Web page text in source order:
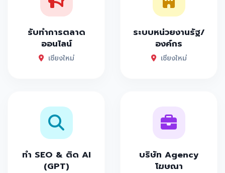
รับทำการตลาด
ออนไลน์
เชียงใหม่
ระบบหน่วยงานรัฐ/
องค์กร
เชียงใหม่
ทำ SEO & ติด AI
(GPT)
บริษัท Agency
โฆษณา